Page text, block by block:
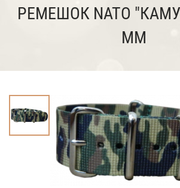
РЕМЕШОК NATO
ММ